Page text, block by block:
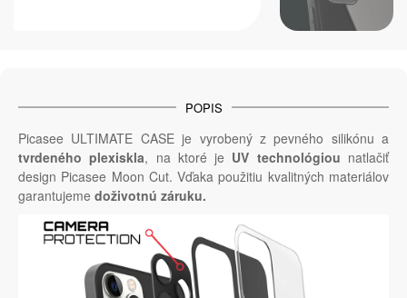
POPIS
Picasee ULTIMATE CASE je vyrobený z pevného silikónu a
tvrdeného plexiskla, na ktoré je UV technológiou natlačiť
design Picasee Moon Cut. Vďaka použitiu kvalitných materiálov
garantujeme doživotnú záruku.